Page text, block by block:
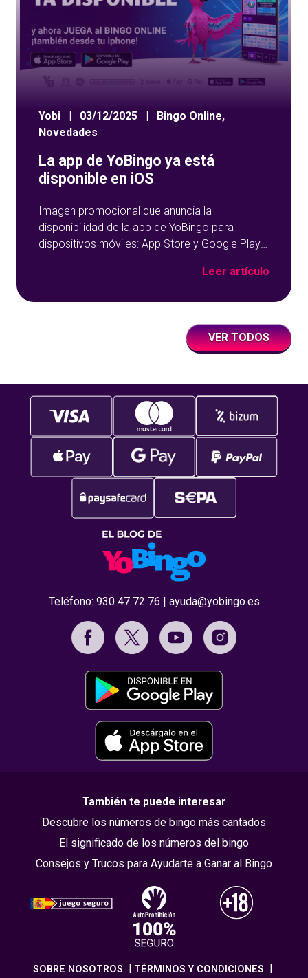
Yobi 03/12/2025 Bingo Online,
Novedades
La app de YoBingo ya está
disponible en iOS
Imagen promocional que anuncia la
disponibilidad de la app de YoBingo para
dispositivos móviles: App Store y Google Play
Leer artículo
VER TODOS
Teléfono: 930 47 72 76 | ayuda@yobingo.es
También te puede interesar
Descubre los números de bingo más cantados
El significado de los números del bingo
Consejos y Trucos para Ayudarte a Ganar al Bingo
SOBRE NOSOTROS TÉRMINOS Y CONDICIONES